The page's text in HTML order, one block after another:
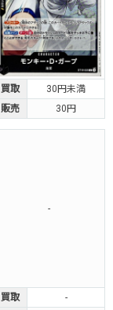
買取
30円未満
販売 30円
-
買取
-